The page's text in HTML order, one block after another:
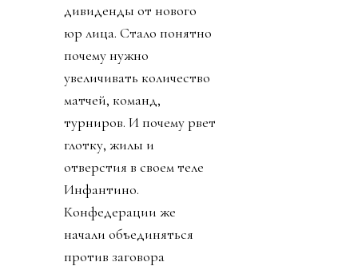
дивиденды от нового
юр лица. Стало понятно
почему нужно
увеличивать количество
матчей, команд,
турниров. И почему рвет
глотку, жилы и
отверстия в своем теле
Инфантино.
Конфедерации же
начали объединяться
против заговора